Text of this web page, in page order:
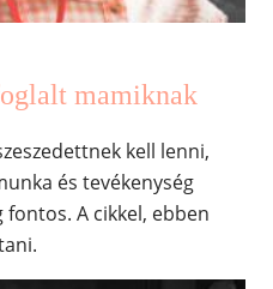
mamiknak
kell lenni,
és tevékenység
fontos. A cikkel, ebben